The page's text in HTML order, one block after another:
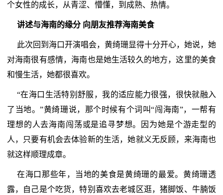
个女性的成长，从青涩、懵懂，到成熟、热情。
讲述与海南的缘分 向朋友推荐海南美食
此次回到海口开演唱会，黄绮珊显得十分开心，她说，她
对海南很有感情，海南也是她生活较久的地方，这里的美食
和慢生活，她都很喜欢。
“在海口生活特别舒服，我的适应能力很强，很快就融入
了当地。”黄绮珊说，那个时候有个词叫“闯海南”，一帮有
理想的人去海南闯荡或是追寻梦想。因为她是个游走型的
人，只要有机会去体验新的生活，她就义无反顾，来海南也
就这样顺理成章。
在海口那些年，当地的美食是黄绮珊的最爱。黄绮珊透
露，自己是个吃货，特别喜欢去老城区逛，猪脚饭、牛腩饭